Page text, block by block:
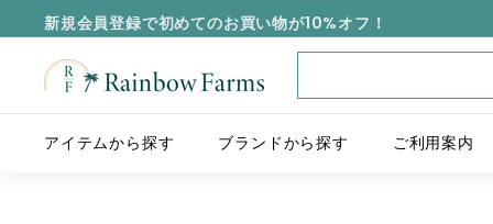
新規会員登録で初めてのお買い物が10%オフ！
R
a
i
n
アイテムから探す ブランドから探す ご利用案内